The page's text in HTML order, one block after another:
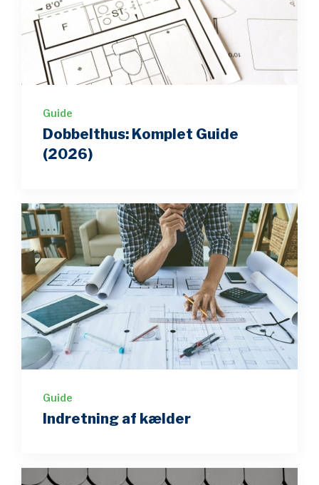
Guide
Dobbelthus: Komplet Guide
(2026)
Guide
Indretning af kælder